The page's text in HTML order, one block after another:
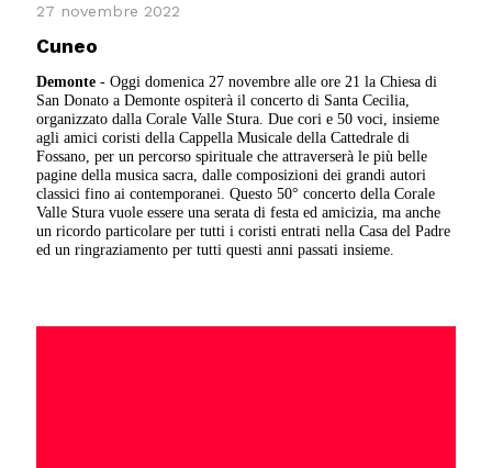
27 novembre 2022
Cuneo
Demonte - Oggi domenica 27 novembre alle ore 21 la Chiesa di
San Donato a Demonte ospiterà il concerto di Santa Cecilia,
organizzato dalla Corale Valle Stura. Due cori e 50 voci, insieme
agli amici coristi della Cappella Musicale della Cattedrale di
Fossano, per un percorso spirituale che attraverserà le più belle
pagine della musica sacra, dalle composizioni dei grandi autori
classici fino ai contemporanei. Questo 50° concerto della Corale
Valle Stura vuole essere una serata di festa ed amicizia, ma anche
un ricordo particolare per tutti i coristi entrati nella Casa del Padre
ed un ringraziamento per tutti questi anni passati insieme.